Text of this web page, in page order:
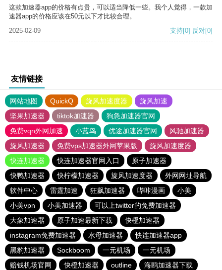
这款加速器app的价格有点贵，可以适当降低一些。我个人觉得，一款加
速器app的价格应该在50元以下才比较合理。
2025-02-09
支持[0] 反对[0]
友情链接
网站地图 QuickQ 旋风加速度器
旋风加速
坚果加速器
tiktok加速器
狗急加速器官网
免费vqn外网加速
小蓝鸟 优途加速器官网
风驰加速器
旋风加速器
免费vps加速器外网苹果版
旋风加速度器
快连加速器
快连加速器官网入口
原子加速器
快鸭加速器
快柠檬加速器 旋风加速度器
外网网址导航
软件中心
雷霆加速 狂飙加速器 哔咔漫画
小美
小美vpn
小美加速器
可以上twitter的免费加速器
大象加速器
原子加速最新下载
快橙加速器
instagram免费加速器
水母加速器
快连加速器app
黑豹加速器
Sockboom 一元机场
一元机场
赔钱机场官网
快橙加速器 outline 海鸥加速器下载